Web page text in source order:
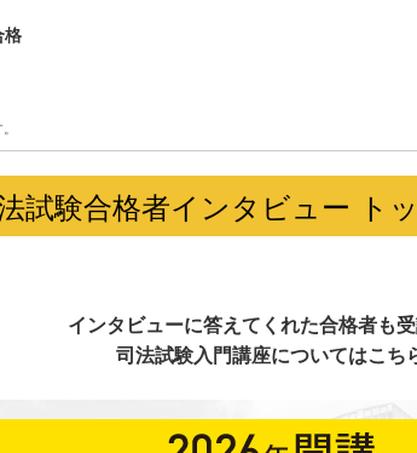
格
試験合格者インタビュー ト
インタビューに答えてくれた合格者も
司法試験入門講座についてはこち